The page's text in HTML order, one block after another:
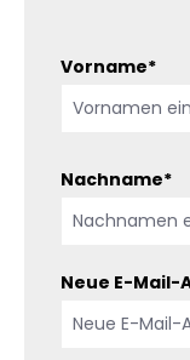
Vorname*
Nachname*
Neue E-Mail-